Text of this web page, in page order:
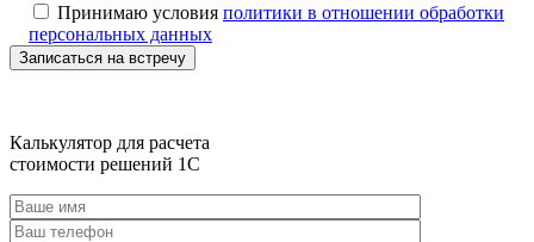
Принимаю условия политики в отношении обработки
персональных данных
Записаться на встречу
Калькулятор для расчета
стоимости решений 1C